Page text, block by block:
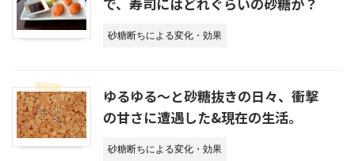
砂糖断ちによる変化・効果
ゆるゆる～と砂糖抜きの日々、衝撃
の甘さに遭遇した&現在の生活。
砂糖断ちによる変化・効果